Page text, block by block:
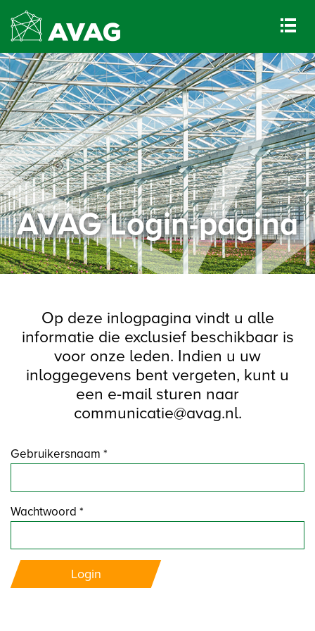
AVAG Login-pagina
Op deze inlogpagina vindt u alle
informatie die exclusief beschikbaar is
voor onze leden. Indien u uw
inloggegevens bent vergeten, kunt u
een e-mail sturen naar
communicatie@avag.nl.
Gebruikersnaam *
Wachtwoord *
Login